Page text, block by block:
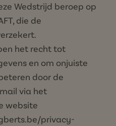
Wedstrijd beroep op
die de
het recht tot
en om onjuiste
door de
via het
website
privacy-